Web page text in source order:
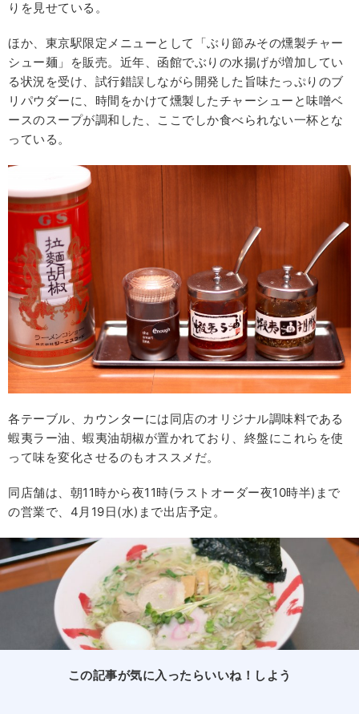
りを見せている。
ほか、東京駅限定メニューとして「ぶり節みその燻製チャー
シュー麺」を販売。近年、函館でぶりの水揚げが増加してい
る状況を受け、試行錯誤しながら開発した旨味たっぷりのブ
リパウダーに、時間をかけて燻製したチャーシューと味噌ベ
ースのスープが調和した、ここでしか食べられない一杯とな
っている。
各テーブル、カウンターには同店のオリジナル調味料である
蝦夷ラー油、蝦夷油胡椒が置かれており、終盤にこれらを使
って味を変化させるのもオススメだ。
同店舗は、朝11時から夜11時(ラストオーダー夜10時半)まで
の営業で、4月19日(水)まで出店予定。
この記事が気に入ったらいいね！しよう